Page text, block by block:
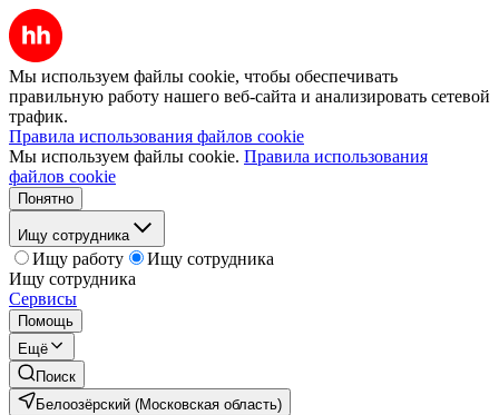
Мы используем файлы cookie, чтобы обеспечивать
правильную работу нашего веб-сайта и анализировать сетевой
трафик.
Правила использования файлов cookie
Мы используем файлы cookie. Правила использования
файлов cookie
Понятно
Ищу сотрудника
Ищу работу
Ищу сотрудника
Ищу сотрудника
Сервисы
Помощь
Ещё
Поиск
Белоозёрский (Московская область)